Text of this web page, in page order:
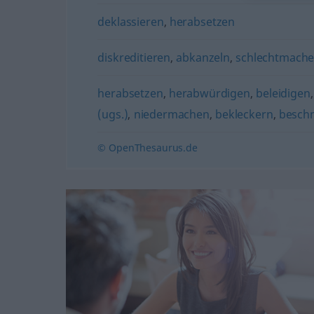
deklassieren, herabsetzen
diskreditieren, abkanzeln,
herabsetzen, herabwürdigen, beleidigen,
(ugs.), niedermachen, bekleckern,
© OpenThesaurus.de